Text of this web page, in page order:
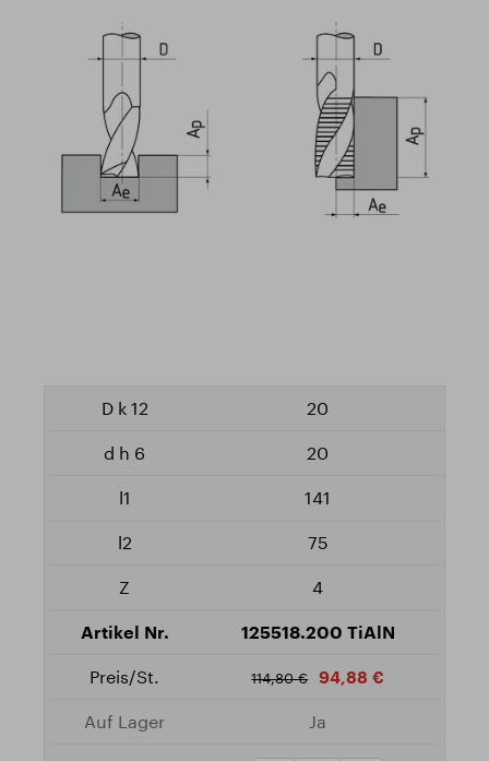
20
20
141
75
4
125518.200 TiAlN
114,80 € 94,88 €
Ja